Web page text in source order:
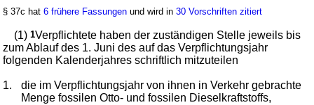
§ 37c hat6 frühere Fassungen und wird in30 Vorschriften zitiert
(1)1Verpflichtete haben der zuständigen Stelle jeweils bis
zum Ablauf des 1. Juni des auf das Verpflichtungsjahr
folgenden Kalenderjahres schriftlich mitzuteilen
1.
die im Verpflichtungsjahr von ihnen in Verkehr gebrachte
Menge fossilen Otto- und fossilen Dieselkraftstoffs,